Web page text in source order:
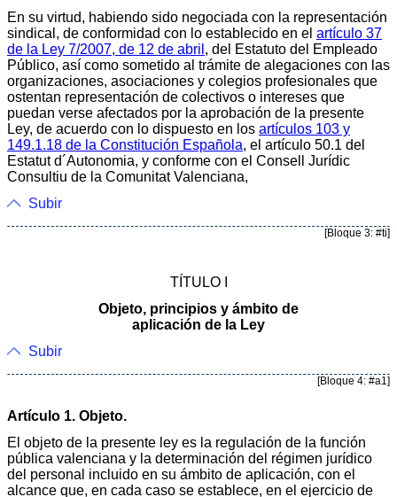
En su virtud, habiendo sido negociada con la representación
sindical, de conformidad con lo establecido en el artículo 37
de la Ley 7/2007, de 12 de abril , del Estatuto del Empleado
Público, así como sometido al trámite de alegaciones con las
organizaciones, asociaciones y colegios profesionales que
ostentan representación de colectivos o intereses que
puedan verse afectados por la aprobación de la presente
Ley, de acuerdo con lo dispuesto en los artículos 103 y
149.1.18 de la Constitución Española, el artículo 50.1 del
Estatut d´Autonomia, y conforme con el Consell Jurídic
Consultiu de la Comunitat Valenciana,
Subir
[Bloque 3: #ti]
TÍTULO I
Objeto, principios y ámbito de
aplicación de la Ley
Subir
[Bloque 4: #a1]
Artículo 1. Objeto.
El objeto de la presente ley es la regulación de la función
pública valenciana y la determinación del régimen jurídico
del personal incluido en su ámbito de aplicación, con el
alcance que, en cada caso se establece, en el ejercicio de